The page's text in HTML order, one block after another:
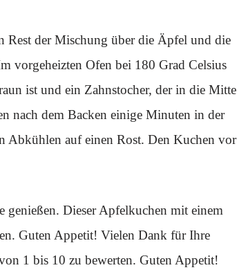
Rest der Mischung über die Äpfel und die
vorgeheizten Ofen bei 180 Grad Celsius
ist und ein Zahnstocher, der in die Mitte
nach dem Backen einige Minuten in der
Abkühlen auf einen Rost. Den Kuchen vor
genießen. Dieser Apfelkuchen mit einem
Guten Appetit! Vielen Dank für Ihre
1 bis 10 zu bewerten. Guten Appetit!